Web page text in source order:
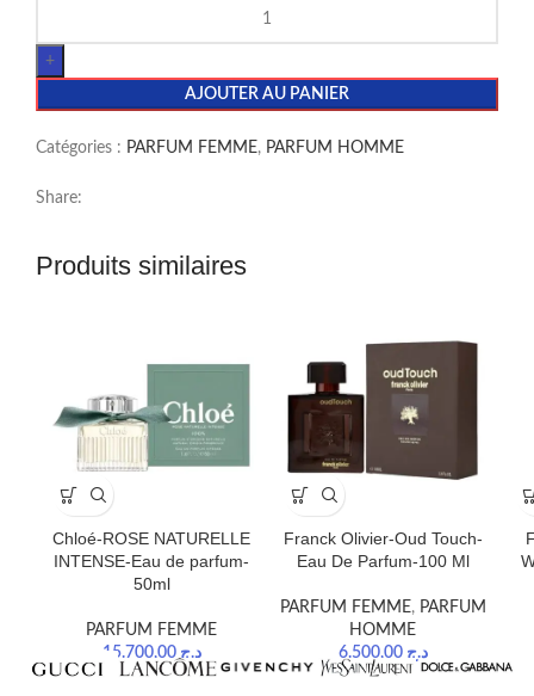
AJOUTER AU PANIER
Catégories : PARFUM FEMME, PARFUM HOMME
Share:
Produits similaires
Chloé-ROSE NATURELLE
INTENSE-Eau de parfum-
50ml
PARFUM FEMME
د.ج 15.700,00
Franck Olivier-Oud Touch-
Eau De Parfum-100 Ml
PARFUM FEMME, PARFUM
HOMME
د.ج 6.500,00